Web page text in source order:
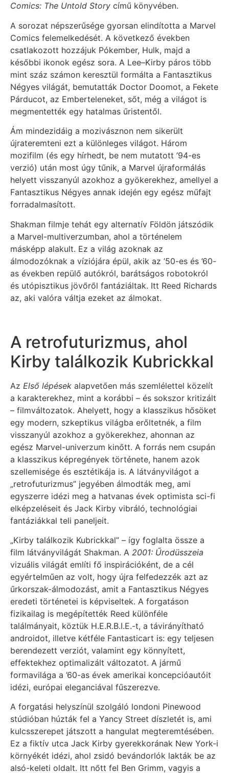
Comics: The Untold Story című könyvében.
A sorozat népszerűsége gyorsan elindította a Marvel
Comics felemelkedését. A következő években
csatlakozott hozzájuk Pókember, Hulk, majd a
későbbi ikonok egész sora. A Lee–Kirby páros több
mint száz számon keresztül formálta a Fantasztikus
Négyes világát, bemutatták Doctor Doomot, a Fekete
Párducot, az Emberteleneket, sőt, még a világot is
megmentették egy hatalmas űristentől.
Ám mindezidáig a mozivásznon nem sikerült
újrateremteni ezt a különleges világot. Három
mozifilm (és egy hírhedt, be nem mutatott ’94-es
verzió) után most úgy tűnik, a Marvel újraformálás
helyett visszanyúl azokhoz a gyökerekhez, amellyel a
Fantasztikus Négyes annak idején egy egész műfajt
forradalmasított.
Shakman filmje tehát egy alternatív Földön játszódik
a Marvel-multiverzumban, ahol a történelem
másképp alakult. Ez a világ azoknak az
álmodozóknak a víziójára épül, akik az ’50-es és ’60-
as években repülő autókról, barátságos robotokról
és utópisztikus jövőről fantáziáltak. Itt Reed Richards
az, aki valóra váltja ezeket az álmokat.
A retrofuturizmus, ahol
Kirby találkozik Kubrickkal
Az Első lépések alapvetően más szemlélettel közelít
a karakterekhez, mint a korábbi – és sokszor kritizált
– filmváltozatok. Ahelyett, hogy a klasszikus hősöket
egy modern, szkeptikus világba erőltetnék, a film
visszanyúl azokhoz a gyökerekhez, ahonnan az
egész Marvel-univerzum kinőtt. A forrás nem csupán
a klasszikus képregények története, hanem azok
szellemisége és esztétikája is. A látványvilágot a
„retrofuturizmus” jegyében álmodták meg, ami
egyszerre idézi meg a hatvanas évek optimista sci-fi
elképzeléseit és Jack Kirby vibráló, technológiai
fantáziákkal teli paneljeit.
„Kirby találkozik Kubrickkal” – így foglalta össze a
film látványvilágát Shakman. A 2001: Űrodüsszeia
vizuális világát említi fő inspirációként, de a cél
egyértelműen az volt, hogy újra felfedezzék azt az
űrkorszak-álmodozást, amit a Fantasztikus Négyes
eredeti történetei is képviseltek. A forgatáson
fizikailag is megépítették Reed különféle
találmányait, köztük H.E.R.B.I.E.-t, a távirányítható
androidot, illetve kétféle Fantasticart is: egy teljesen
berendezett verziót, valamint egy könnyített,
effektekhez optimalizált változatot. A jármű
formavilága a ’60-as évek amerikai koncepcióautóit
idézi, európai eleganciával fűszerezve.
A forgatási helyszínül szolgáló londoni Pinewood
stúdióban húzták fel a Yancy Street díszletét is, ami
kulcsszerepet játszott a hangulat megteremtésében.
Ez a fiktív utca Jack Kirby gyerekkorának New York-i
környékét idézi, ahol zsidó bevándorlók lakták be az
alsó-keleti oldalt. Itt nőtt fel Ben Grimm, vagyis a